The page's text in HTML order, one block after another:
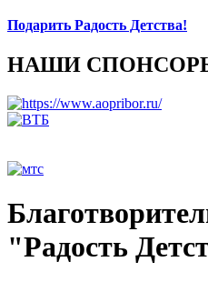
Подарить Радость Детства!
НАШИ
"Радость